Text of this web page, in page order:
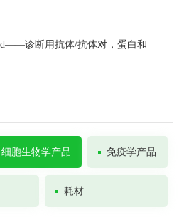
诊断用抗体/抗体对，蛋白和
细胞生物学产品 免疫学产品
耗材